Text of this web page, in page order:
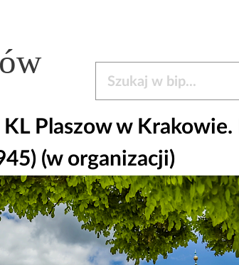
Plaszow w
(w organizacji)